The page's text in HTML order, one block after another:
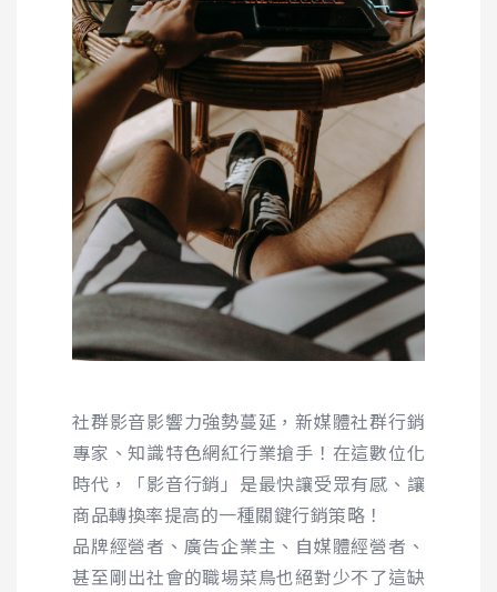
社群影音影響力強勢蔓延，新媒體社群行銷
專家、知識特色網紅行業搶手！在這數位化
時代，「影音行銷」是最快讓受眾有感、讓
商品轉換率提高的一種關鍵行銷策略！
品牌經營者、廣告企業主、自媒體經營者、
甚至剛出社會的職場菜鳥也絕對少不了這缺